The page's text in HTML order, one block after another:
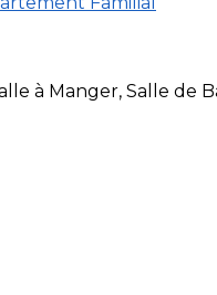
à Manger, Salle de